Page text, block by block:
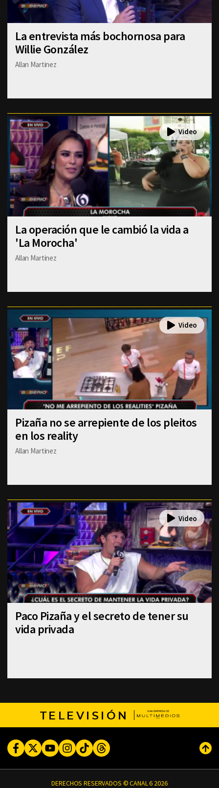
La entrevista más bochornosa para
Willie González
Allan Martinez
La operación que le cambió la vida a
'La Morocha'
Allan Martinez
Pizaña no se arrepiente de los pleitos
en los reality
Allan Martinez
Paco Pizaña y el secreto de tener su
vida privada
TELEVISIÓN
FacebookTwitterYoutubeInstagram
TikTokThreads
DERECHOS RESERVADOS © CANAL 6 2026